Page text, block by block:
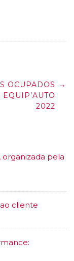
OCUPADOS
EQUIP’AUTO
2022
→
pela
cliente